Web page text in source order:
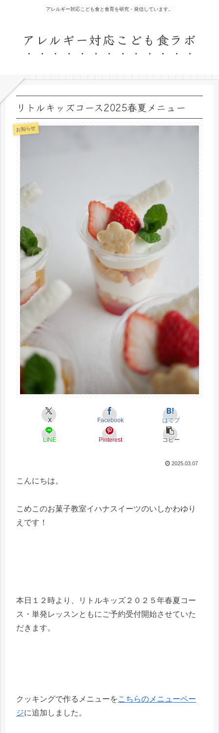
アレルギー対応こども食と食育を研究・発信しています。
アレルギー対応こども食ラボ
リトルキッズコース2025春夏メニュー
お知らせ
X Facebook はてブ
LINE Pinterest コピー
2025.03.07
こんにちは。
こめこのお菓子教室イハナスイーツのいしかわゆり
えです！
本日１２時より、リトルキッズ２０２５年春夏コー
ス・単発レッスンともにご予約受付開始させていた
だきます。
クッキングで作るメニューをこちらのメニューペー
ジに追加しました。